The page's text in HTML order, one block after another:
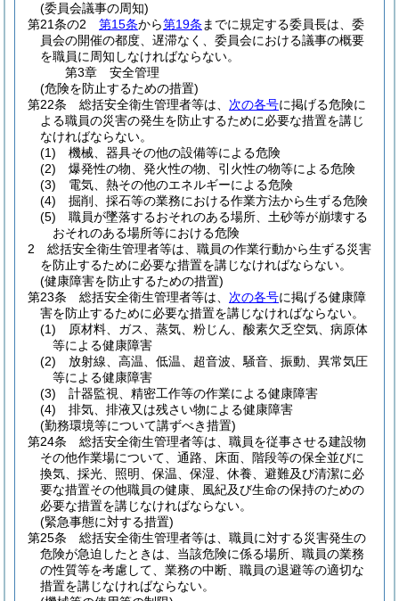
(委員会議事の周知)
第21条の2
第15条から第19条 までに規定する委員長は、委
員会の開催の都度、遅滞なく、委員会における議事の概要
を職員に周知しなければならない。
第3章
安全管理
(危険を防止するための措置)
第22条
総括安全衛生管理者等は、 次の各号に掲げる危険に
よる職員の災害の発生を防止するために必要な措置を講じ
なければならない。
(1)
機械、器具その他の設備等による危険
(2)
爆発性の物、発火性の物、引火性の物等による危険
(3)
電気、熱その他のエネルギーによる危険
(4)
掘削、採石等の業務における作業方法から生ずる危険
(5)
職員が墜落するおそれのある場所、土砂等が崩壊する
おそれのある場所等における危険
2
総括安全衛生管理者等は、職員の作業行動から生ずる災害
を防止するために必要な措置を講じなければならない。
(健康障害を防止するための措置)
第23条
総括安全衛生管理者等は、 次の各号に掲げる健康障
害を防止するために必要な措置を講じなければならない。
(1)
原材料、ガス、蒸気、粉じん、酸素欠乏空気、病原体
等による健康障害
(2)
放射線、高温、低温、超音波、騒音、振動、異常気圧
等による健康障害
(3)
計器監視、精密工作等の作業による健康障害
(4)
排気、排液又は残さい物による健康障害
(勤務環境等について講ずべき措置)
第24条
総括安全衛生管理者等は、職員を従事させる建設物
その他作業場について、通路、床面、階段等の保全並びに
換気、採光、照明、保温、保湿、休養、避難及び清潔に必
要な措置その他職員の健康、風紀及び生命の保持のための
必要な措置を講じなければならない。
(緊急事態に対する措置)
第25条
総括安全衛生管理者等は、職員に対する災害発生の
危険が急迫したときは、当該危険に係る場所、職員の業務
の性質等を考慮して、業務の中断、職員の退避等の適切な
措置を講じなければならない。